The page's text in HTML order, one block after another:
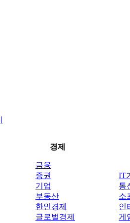
경제
금융
증권
기업
부동산
한인경제
글로벌경제
IT
통
소
인
게